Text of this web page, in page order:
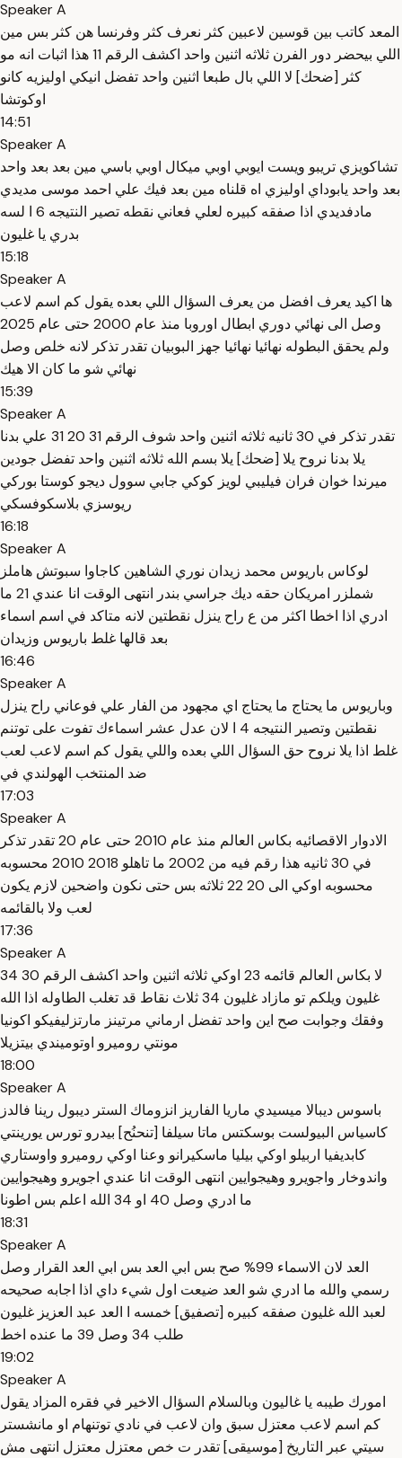
Speaker A
المعد كاتب بين قوسين لاعبين كثر نعرف كثر وفرنسا هن كثر بس مين
اللي بيحضر دور الفرن ثلاثه اثنين واحد اكشف الرقم 11 هذا اثبات انه مو
كثر [ضحك] لا اللي بال طبعا اثنين واحد تفضل انيكي اوليزيه كانو
اوكوتشا
14:51
Speaker A
تشاكويزي تريبو ويست ايوبي اوبي ميكال اوبي باسي مين بعد بعد واحد
بعد واحد يابوداي اوليزي اه قلناه مين بعد فيك علي احمد موسى مديدي
مادفديدي اذا صفقه كبيره لعلي فعاني نقطه تصير النتيجه 6 ا لسه
بدري يا غليون
15:18
Speaker A
ها اكيد يعرف افضل من يعرف السؤال اللي بعده يقول كم اسم لاعب
وصل الى نهائي دوري ابطال اوروبا منذ عام 2000 حتى عام 2025
ولم يحقق البطوله نهائيا نهائيا جهز البوبيان تقدر تذكر لانه خلص وصل
نهائي شو ما كان الا هيك
15:39
Speaker A
تقدر تذكر في 30 ثانيه ثلاثه اثنين واحد شوف الرقم 31 20 31 علي بدنا
يلا بدنا نروح يلا [ضحك] يلا بسم الله ثلاثه اثنين واحد تفضل جودين
ميرندا خوان فران فيليبي لويز كوكي جابي سوول ديجو كوستا بوركي
ريوسزي بلاسكوفسكي
16:18
Speaker A
لوكاس باريوس محمد زيدان نوري الشاهين كاجاوا سبوتش هاملز
شملزر امريكان حقه ديك جراسي بندر انتهى الوقت انا عندي 21 ما
ادري اذا اخطا اكثر من ع راح ينزل نقطتين لانه متاكد في اسم اسماء
بعد قالها غلط باريوس وزيدان
16:46
Speaker A
وباريوس ما يحتاج ما يحتاج اي مجهود من الفار علي فوعاني راح ينزل
نقطتين وتصير النتيجه 4 ا لان عدل عشر اسماءك تفوت على توتنم
غلط اذا يلا نروح حق السؤال اللي بعده واللي يقول كم اسم لاعب لعب
ضد المنتخب الهولندي في
17:03
Speaker A
الادوار الاقصائيه بكاس العالم منذ عام 2010 حتى عام 20 تقدر تذكر
في 30 ثانيه هذا رقم فيه من 2002 ما تاهلو 2018 2010 محسوبه
محسوبه اوكي الى 20 22 ثلاثه بس حتى نكون واضحين لازم يكون
لعب ولا بالقائمه
17:36
Speaker A
لا بكاس العالم قائمه 23 اوكي ثلاثه اثنين واحد اكشف الرقم 30 34
غليون ويلكم تو مازاد غليون 34 ثلاث نقاط قد تغلب الطاوله اذا الله
وفقك وجوابت صح اين واحد تفضل ارماني مرتينز مارتزليفيكو اكونيا
مونتي روميرو اوتوميندي بيتزيلا
18:00
Speaker A
باسوس ديبالا ميسيدي ماريا الفاريز انزوماك الستر ديبول رينا فالدز
كاسياس البيولست بوسكتس ماتا سيلفا [تنحنُح] بيدرو تورس يورينتي
كابديفيا اربيلو اوكي بيليا ماسكيرانو وعنا اوكي روميرو واوستاري
واندوخار واجويرو وهيجوايين انتهى الوقت انا عندي اجويرو وهيجوايين
ما ادري وصل 40 او 34 الله اعلم بس اطونا
18:31
Speaker A
العد لان الاسماء 99% صح بس ابي العد بس ابي العد القرار وصل
رسمي والله ما ادري شو العد ضيعت اول شيء داي اذا اجابه صحيحه
لعبد الله غليون صفقه كبيره [تصفيق] خمسه ا العد عبد العزيز غليون
طلب 34 وصل 39 ما عنده اخط
19:02
Speaker A
امورك طيبه يا غاليون وبالسلام السؤال الاخير في فقره المزاد يقول
كم اسم لاعب معتزل سبق وان لاعب في نادي توتنهام او مانشستر
سيتي عبر التاريخ [موسيقى] تقدر ت خص معتزل معتزل انتهى مش